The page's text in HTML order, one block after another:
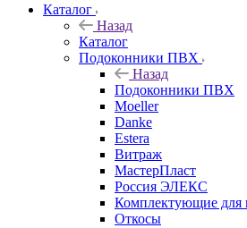
Каталог
Назад
Каталог
Подоконники ПВХ
Назад
Подоконники ПВХ
Moeller
Danke
Estera
Витраж
МастерПласт
Россия ЭЛЕКС
Комплектующие для
Откосы